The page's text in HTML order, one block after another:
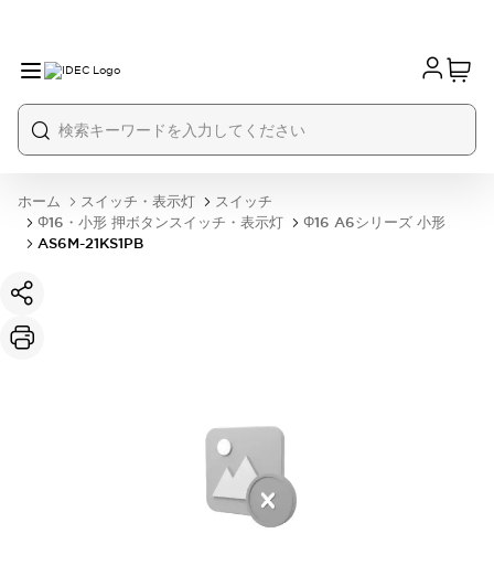
ホーム スイッチ・表示灯
スイッチ
Φ16・小形 押ボタンスイッチ・表示灯
Φ16 A6シリーズ 小形
AS6M-21KS1PB